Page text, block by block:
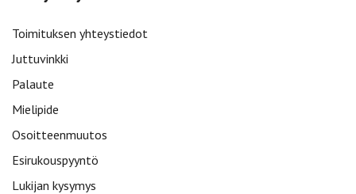
Toimituksen yhteystiedot
Juttuvinkki
Palaute
Mielipide
Osoitteenmuutos
Esirukouspyyntö
Lukijan kysymys